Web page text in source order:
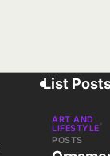
List
ART AND
LIFESTYLE
POSTS